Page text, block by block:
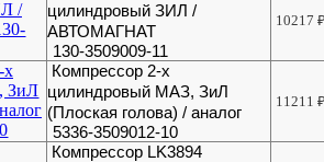
цилиндровый ЗИЛ /
АВТОМАГНАТ
130-3509009-11
10217
Компрессор 2-х
цилиндровый МАЗ, ЗиЛ
(Плоская голова) / аналог
5336-3509012-10
11211
Компрессор LK3894